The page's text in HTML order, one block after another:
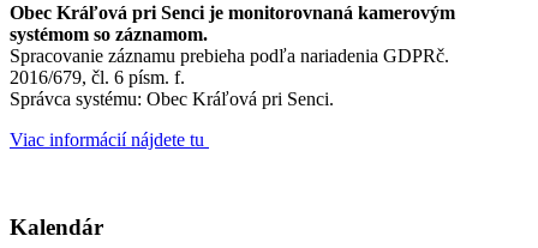
Obec Kráľová pri Senci je monitorovnaná kamerovým
systémom so záznamom.
Spracovanie záznamu prebieha podľa nariadenia GDPRč.
2016/679, čl. 6 písm. f.
Správca systému: Obec Kráľová pri Senci.
Viac informácií nájdete tu
Kalendár